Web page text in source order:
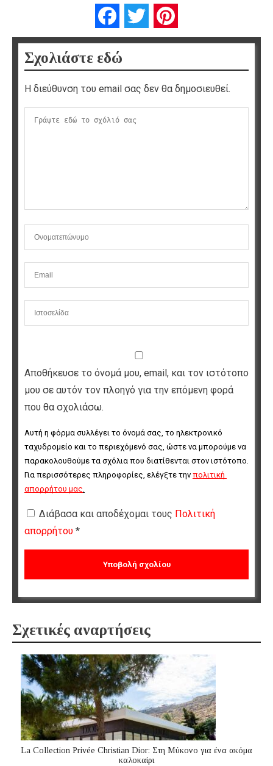
FacebookTwitter
Σχολιάστε εδώ
Η διεύθυνση του email σας δεν θα δημοσιευθεί.
Αποθήκευσε το όνομά μου, email, και τον ιστότοπο
μου σε αυτόν τον πλοηγό για την επόμενη φορά
που θα σχολιάσω.
Αυτή η φόρμα συλλέγει το όνομά σας, το ηλεκτρονικό
ταχυδρομείο και το περιεχόμενό σας, ώστε να μπορούμε να
παρακολουθούμε τα σχόλια που διατίθενται στον ιστότοπο.
Για περισσότερες πληροφορίες, ελέγξτε την πολιτική
απορρήτου μας
Διάβασα και αποδέχομαι τους Πολιτική
απορρήτου *
Σχετικές αναρτήσεις
La Collection Privée Christian Dior: Στη Μύκονο για ένα ακόμα
καλοκαίρι